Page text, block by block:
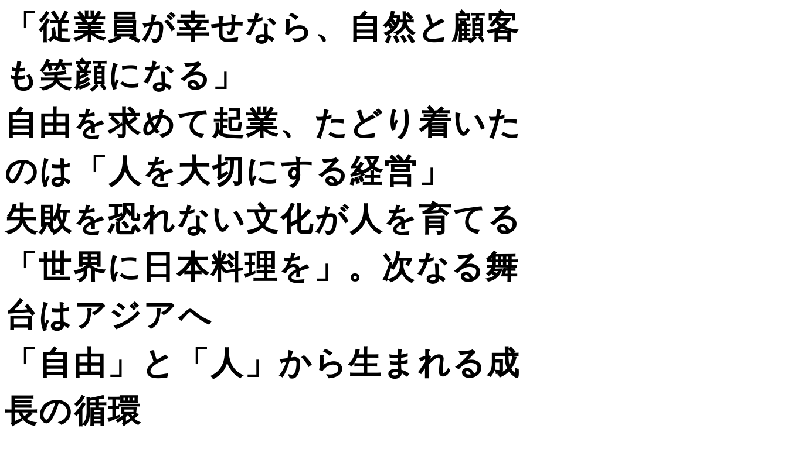
「従業員が幸せなら、自然と顧客
も笑顔になる」
自由を求めて起業、たどり着いた
のは「人を大切にする経営」
失敗を恐れない文化が人を育てる
「世界に日本料理を」。次なる舞
台はアジアへ
「自由」と「人」から生まれる成
長の循環